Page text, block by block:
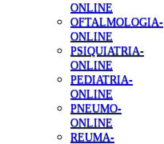
ONLINE
OFTALMOLOGIA-
ONLINE
PSIQUIATRIA-
ONLINE
PEDIATRIA-
ONLINE
PNEUMO-
ONLINE
REUMA-